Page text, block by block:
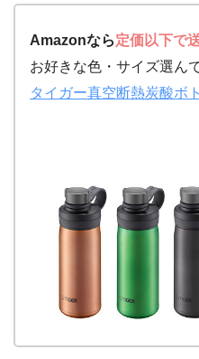
Amazonなら定価以下で
お好きな色・サイズ選ん
タイガー真空断熱炭酸ボ